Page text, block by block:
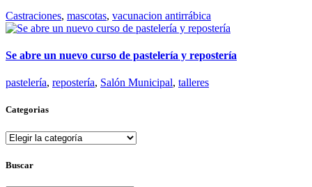
Castraciones, mascotas, vacunacion antirrábica
Se abre un nuevo curso de pastelería y repostería
pastelería, repostería, Salón Municipal, talleres
Categorias
Categorias
Buscar